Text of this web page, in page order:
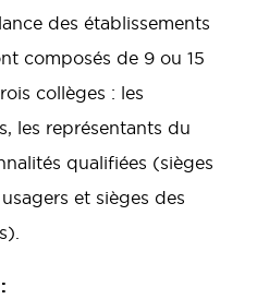
des établissements
composés de 9 ou 15
collèges : les
les représentants du
qualifiées (sièges
et sièges des